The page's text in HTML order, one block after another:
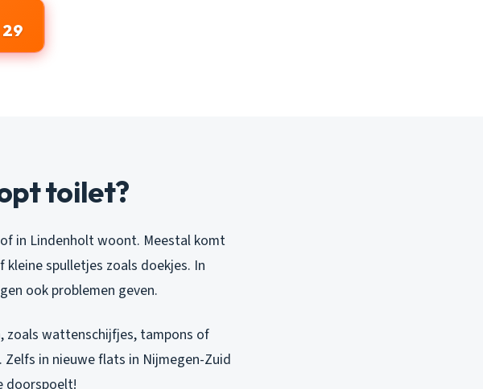
29
toilet?
in Lindenholt woont. Meestal komt
spulletjes zoals doekjes. In
ook problemen geven.
zoals wattenschijfjes, tampons of
in nieuwe flats in Nijmegen-Zuid
doorspoelt!